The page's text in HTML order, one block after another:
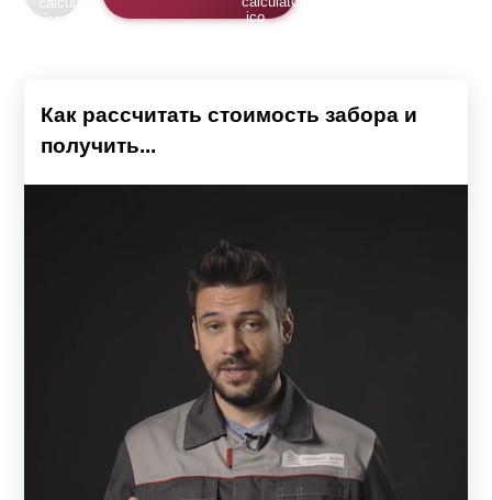
Как рассчитать стоимость забора и
получить...